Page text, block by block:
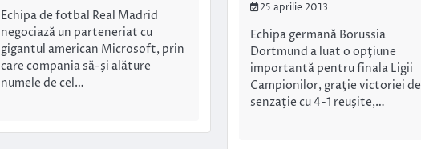
Echipa de fotbal Real Madrid
negociază un parteneriat cu
gigantul american Microsoft, prin
care compania să-şi alăture
numele de cel…
25 aprilie 2013
Echipa germană Borussia
Dortmund a luat o opţiune
importantă pentru finala Ligii
Campionilor, graţie victoriei de
senzaţie cu 4-1 reuşite,…